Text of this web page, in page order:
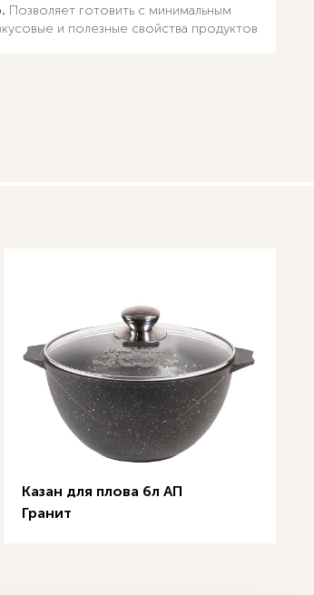
Позволяет готовить с минимальным
и полезные свойства продуктов
Казан для плова 6л АП
Гранит